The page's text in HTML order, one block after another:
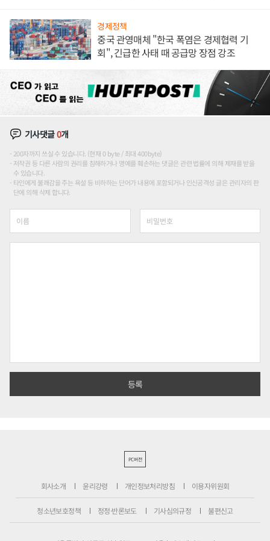
경제정책
중국 관영매체 "한국 폭염은 경제협력 기
회", 긴급한 사태 때 공급망 장점 강조
기사댓글0개
200자까지 쓰실 수 있습니다. (현재 0 byte / 최대 400byte)
저작권 등 다른 사람의 권리를 침해하거나 명예를 훼손하는 댓글은 관련 법률에 의해 제재를 받을
수 있습니다.
타인에게 불쾌감을 주는 욕설 등 비하하는 단어가 내용에 포함되거나 인신공격성 글은 관리자의 판
단에 의해 삭제 합니다.
PC버전
회사소개 윤리강령 개인정보처리방침 이용자위원회
청소년보호정책 정정·반론보도 기사심의규정 불편신고